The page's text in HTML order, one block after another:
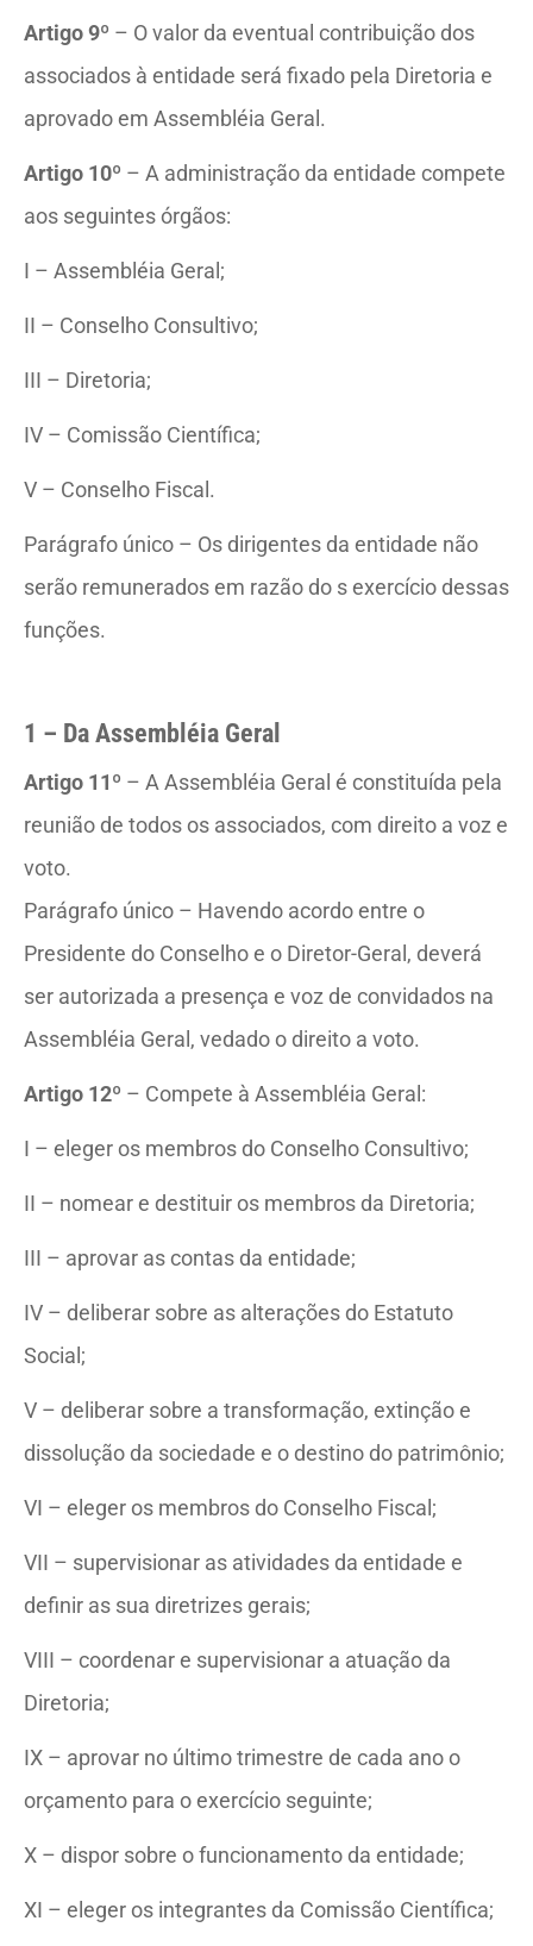
Artigo 9º – O valor da eventual contribuição dos
associados à entidade será fixado pela Diretoria e
aprovado em Assembléia Geral.
Artigo 10º – A administração da entidade compete
aos seguintes órgãos:
I – Assembléia Geral;
II – Conselho Consultivo;
III – Diretoria;
IV – Comissão Científica;
V – Conselho Fiscal.
Parágrafo único – Os dirigentes da entidade não
serão remunerados em razão do s exercício dessas
funções.
1 – Da Assembléia Geral
Artigo 11º – A Assembléia Geral é constituída pela
reunião de todos os associados, com direito a voz e
voto.
Parágrafo único – Havendo acordo entre o
Presidente do Conselho e o Diretor-Geral, deverá
ser autorizada a presença e voz de convidados na
Assembléia Geral, vedado o direito a voto.
Artigo 12º – Compete à Assembléia Geral:
I – eleger os membros do Conselho Consultivo;
II – nomear e destituir os membros da Diretoria;
III – aprovar as contas da entidade;
IV – deliberar sobre as alterações do Estatuto
Social;
V – deliberar sobre a transformação, extinção e
dissolução da sociedade e o destino do patrimônio;
VI – eleger os membros do Conselho Fiscal;
VII – supervisionar as atividades da entidade e
definir as sua diretrizes gerais;
VIII – coordenar e supervisionar a atuação da
Diretoria;
IX – aprovar no último trimestre de cada ano o
orçamento para o exercício seguinte;
X – dispor sobre o funcionamento da entidade;
XI – eleger os integrantes da Comissão Científica;